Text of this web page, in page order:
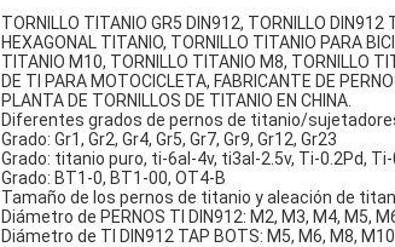
TORNILLO TITANIO GR5 DIN912, TORNILLO DIN912
HEXAGONAL TITANIO, TORNILLO TITANIO PARA
TITANIO M10, TORNILLO TITANIO M8, TORNILLO
DE TI PARA MOTOCICLETA, FABRICANTE DE
PLANTA DE TORNILLOS DE TITANIO EN CHINA.
Diferentes grados de pernos de titanio/
Grado: Gr1, Gr2, Gr4, Gr5, Gr7, Gr9, Gr12, Gr23
Grado: titanio puro, ti-6al-4v, ti3al-2.5v, Ti-0.2Pd,
Grado: BT1-0, BT1-00, OT4-B
Tamaño de los pernos de titanio y aleación de
Diámetro de PERNOS TI DIN912: M2, M3, M4, M5,
Diámetro de TI DIN912 TAP BOTS: M5, M6, M8, M10